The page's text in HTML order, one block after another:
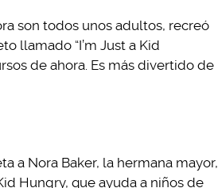
son todos unos adultos, recreó
llamado “I’m Just a Kid
de ahora. Es más divertido de
a Nora Baker, la hermana mayor,
Hungry, que ayuda a niños de